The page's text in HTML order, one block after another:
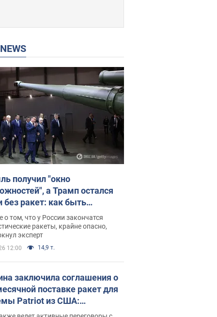
NEWS
получил "окно
а Трамп остался
без ракет: как быть
Интервью с Мельником
о том, что у России закончатся
ракеты, крайне опасно,
эксперт
12:00 14,9 т.
заключила соглашения о
поставке ракет для
Patriot из США:
раскрыл подробности